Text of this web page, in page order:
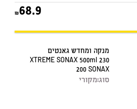
68.9
מנקה ומחדש גאנטים
XTREME SONAX 500ml 230
200 SONAX
סוג:מקורי